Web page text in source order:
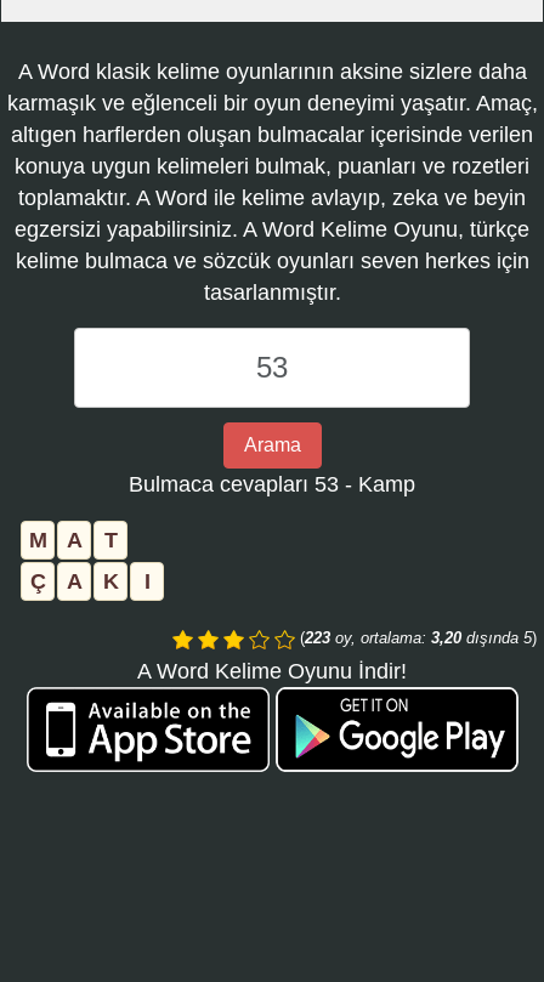
A Word klasik kelime oyunlarının aksine sizlere daha
karmaşık ve eğlenceli bir oyun deneyimi yaşatır. Amaç,
altıgen harflerden oluşan bulmacalar içerisinde verilen
konuya uygun kelimeleri bulmak, puanları ve rozetleri
toplamaktır. A Word ile kelime avlayıp, zeka ve beyin
egzersizi yapabilirsiniz. A Word Kelime Oyunu, türkçe
kelime bulmaca ve sözcük oyunları seven herkes için
tasarlanmıştır.
Word
Kelime
Oyunu
bulmaca
tıklayın:
Arama
Bulmaca cevapları 53 - Kamp
M A
T
Ç
A K I
(223 oy, ortalama: 3,20 dışında 5)
A Word Kelime Oyunu İndir!